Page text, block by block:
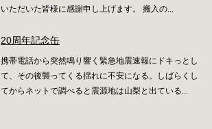
いただいた皆様に感謝申し上げます。 搬入の...
20周年記念缶
携帯電話から突然鳴り響く緊急地震速報にドキっとし
て、その後襲ってくる揺れに不安になる。しばらくし
てからネットで調べると震源地は山梨と出ている...